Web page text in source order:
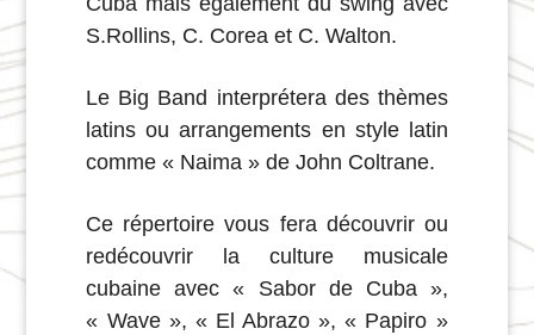
S.Rollins, C. Corea et C. Walton.
Le Big Band interprétera des thèmes
latins ou arrangements en style latin
comme « Naima » de John Coltrane.
Ce répertoire vous fera découvrir ou
redécouvrir la culture musicale
cubaine avec « Sabor de Cuba »,
« Wave », « El Abrazo », « Papiro »